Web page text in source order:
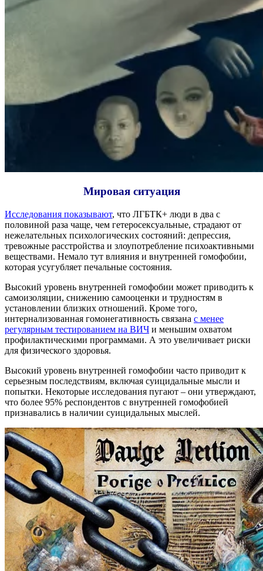
Мировая ситуация
Исследования показывают, что ЛГБТК+ люди в два с
половиной раза чаще, чем гетеросексуальные, страдают от
нежелательных психологических состояний: депрессия,
тревожные расстройства и злоупотребление психоактивными
веществами. Немало тут влияния и внутренней гомофобии,
которая усугубляет печальные состояния.
Высокий уровень внутренней гомофобии может приводить к
самоизоляции, снижению самооценки и трудностям в
установлении близких отношений. Кроме того,
интернализованная гомонегативность связана с менее
регулярным тестированием на ВИЧ и меньшим охватом
профилактическими программами. А это увеличивает риски
для физического здоровья.
Высокий уровень внутренней гомофобии часто приводит к
серьезным последствиям, включая суицидальные мысли и
попытки. Некоторые исследования пугают – они утверждают,
что более 95% респондентов с внутренней гомофобией
признавались в наличии суицидальных мыслей.